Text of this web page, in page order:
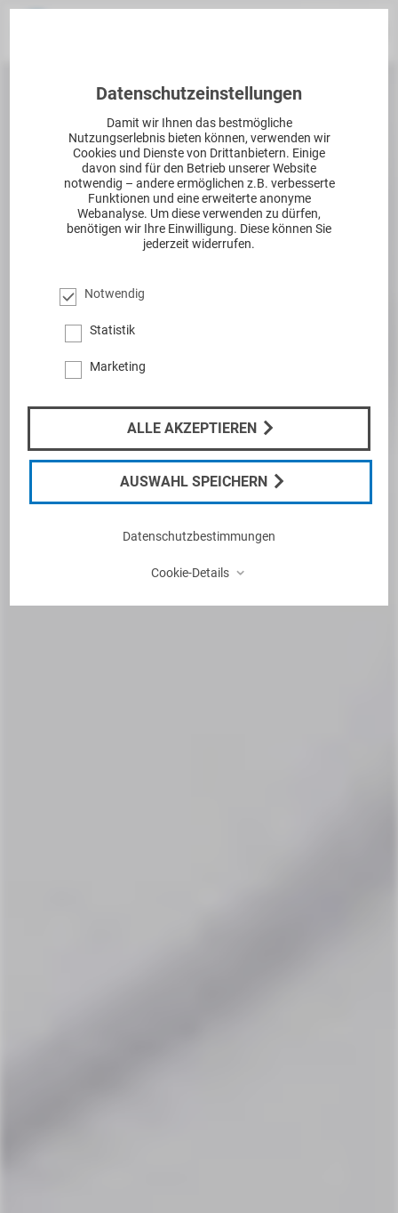
Datenschutzeinstellungen
Damit wir Ihnen das bestmögliche
Nutzungserlebnis bieten können, verwenden wir
Cookies und Dienste von Drittanbietern. Einige
davon sind für den Betrieb unserer Website
notwendig – andere ermöglichen z.B. verbesserte
Funktionen und eine erweiterte anonyme
Webanalyse. Um diese verwenden zu dürfen,
benötigen wir Ihre Einwilligung. Diese können Sie
jederzeit widerrufen.
Notwendig
Statistik
Marketing
ALLE AKZEPTIEREN
AUSWAHL SPEICHERN
Datenschutzbestimmungen
Cookie-Details ⌃